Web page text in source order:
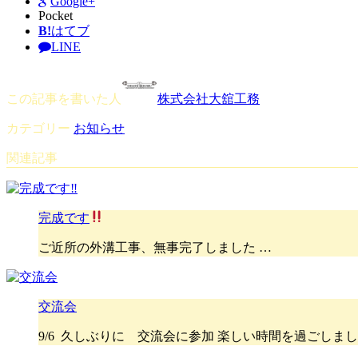
Pocket
B!はてブ
LINE
この記事を書いた人 株式会社大舘工務
カテゴリー お知らせ
関連記事
完成です
ご近所の外溝工事、無事完了しました …
交流会
9/6 久しぶりに 交流会に参加 楽しい時間を過ごしま